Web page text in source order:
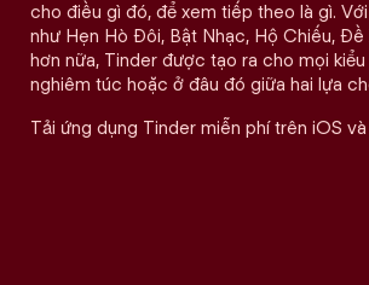
cho điều gì đó, để xem tiếp theo là gì.
như Hẹn Hò Đôi, Bật Nhạc, Hộ Chiếu, Đề
hơn nữa, Tinder được tạo ra cho mọi kiểu
nghiêm túc hoặc ở đâu đó giữa hai lựa
Tải ứng dụng Tinder miễn phí trên iOS